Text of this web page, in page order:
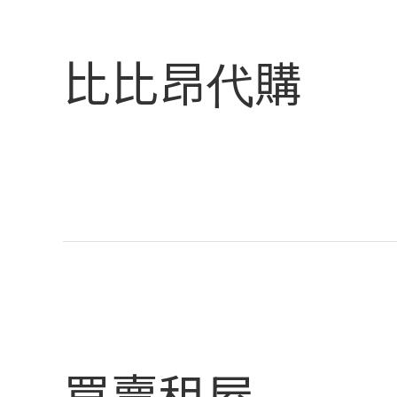
比比昂代購